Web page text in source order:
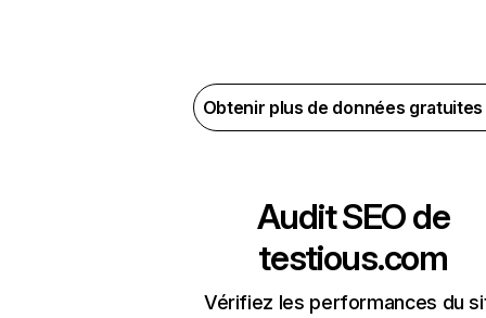
Obtenir plus de données
Audit SEO de
testious.com
Vérifiez les performances du